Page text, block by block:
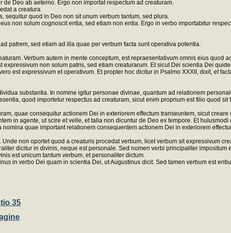
Deo ab aeterno. Ergo non importat respectum ad creaturam.
a creatura
quod in Deo non sit unum verbum tantum, sed plura.
non solum cognoscit entia, sed etiam non entia. Ergo in verbo importabitur
patrem, sed etiam ad illa quae per verbum facta sunt operativa potentia.
Verbum autem in mente conceptum, est repraesentativum omnis eius quod
non solum patris, sed etiam creaturarum. Et sicut Dei scientia Dei
est expressivum et operativum. Et propter hoc dicitur in Psalmo XXXII, dixit, et
substantia. In nomine igitur personae divinae, quantum ad relationem
quod importetur respectus ad creaturam, sicut enim proprium est filio quod sit
quae consequitur actionem Dei in exteriorem effectum transeuntem, sicut
in agente, ut scire et velle, et talia non dicuntur de Deo ex tempore. Et
quae important relationem consequentem actionem Dei in exteriorem
non oportet quod a creaturis procedat verbum, licet verbum sit expressivum
dicitur in divinis, neque est personale. Sed nomen verbi principaliter impositum
est unicum tantum verbum, et personaliter dictum.
in verbo Dei quam in scientia Dei, ut Augustinus dicit. Sed tamen verbum est
35